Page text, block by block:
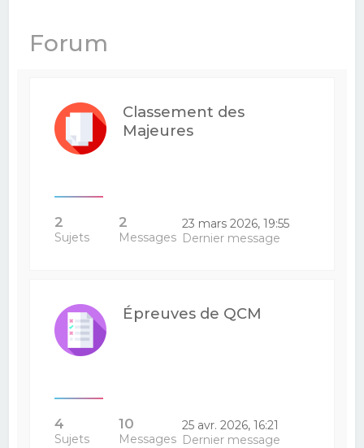
Forum
Classement des
Majeures
2
Sujets
2
Messages
23 mars 2026, 19:55
Dernier message
Épreuves de QCM
4
Sujets
10
Messages
25 avr. 2026, 16:21
Dernier message